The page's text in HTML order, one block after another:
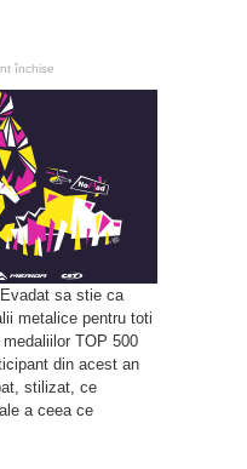
închise
si
sa stie ca
metalice pentru toti
TOP 500
din acest an
stilizat, ce
a ceea ce